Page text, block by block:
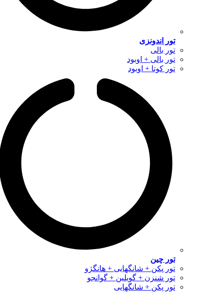
تور اندونزی
تور بالی
تور بالی + اوبود
تور کوتا + اوبود
تور چین
تور پکن + شانگهایی + هانگژو
تور شنزن + گویلین + گوانجو
تور پکن + شانگهایی